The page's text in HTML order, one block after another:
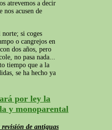
atrevemos a decir
nos acusen de
si coges
o cangrejos en
dos años, pero
no pasa nada...
tiempo que a la
se ha hecho ya
por ley la
y monoparental
de antiguas